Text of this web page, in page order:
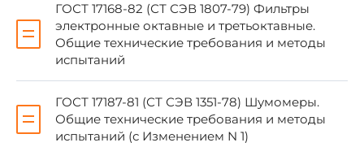
ТЕХНИЧЕСКИЕ ДОКУМЕНТЫ
СТ СЭВ 4867-84
ГОСТ 17168-82 (СТ СЭВ 1807-79) Фильтры
электронные октавные и третьоктавные.
Общие технические требования и методы
испытаний
ГОСТ 17187-81 (СТ СЭВ 1351-78) Шумомеры.
Общие технические требования и методы
испытаний (с Изменением N 1)